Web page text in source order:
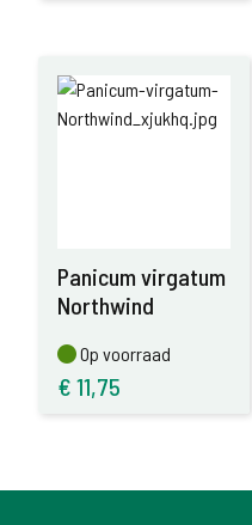
Panicum virgatum
Northwind
Op voorraad
Op voorraad
€ 11,75